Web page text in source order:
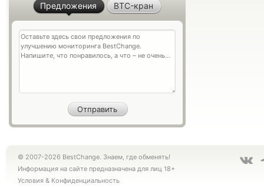
Предложения BTC-кран
© 2007-2026 BestChange. Знаем, где обменять!
Информация на сайте предназначена для лиц 18+
Условия & Конфиденциальность